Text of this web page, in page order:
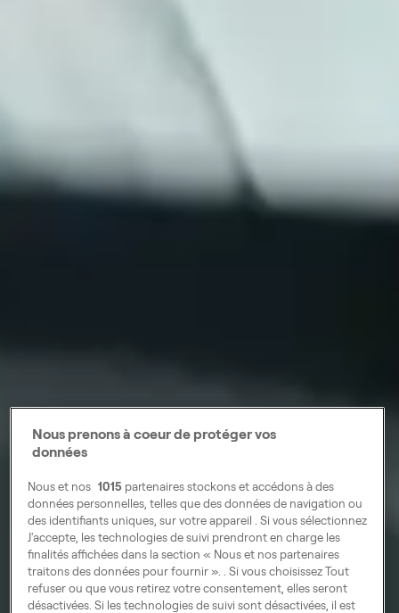
Nous prenons à coeur de protéger vos
données
Nous et nos 1015partenaires stockons et accédons à des
données personnelles, telles que des données de navigation ou
des identifiants uniques, sur votre appareil . Si vous sélectionnez
J'accepte, les technologies de suivi prendront en charge les
finalités affichées dans la section « Nous et nos partenaires
traitons des données pour fournir ». . Si vous choisissez Tout
refuser ou que vous retirez votre consentement, elles seront
désactivées. Si les technologies de suivi sont désactivées, il est